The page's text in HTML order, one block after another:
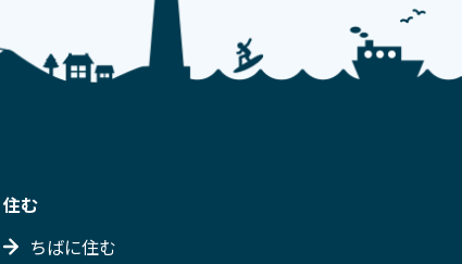
住む
ちばに住む